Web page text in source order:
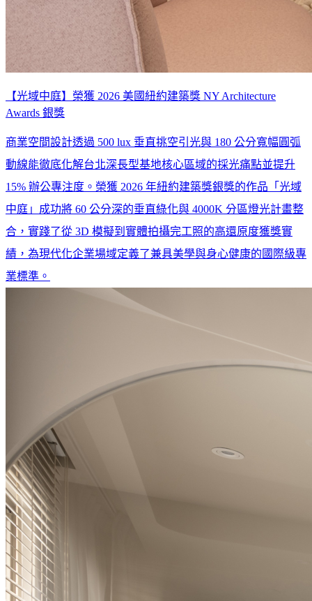
【光域中庭】榮獲 2026 美國紐約建築獎 NY Architecture
Awards 銀獎
商業空間設計透過 500 lux 垂直挑空引光與 180 公分寬幅圓弧
動線能徹底化解台北深長型基地核心區域的採光痛點並提升
15% 辦公專注度。榮獲 2026 年紐約建築獎銀獎的作品「光域
中庭」成功將 60 公分深的垂直綠化與 4000K 分區燈光計畫整
合，實踐了從 3D 模擬到實體拍攝完工照的高還原度獲獎實
績，為現代化企業場域定義了兼具美學與身心健康的國際級專
業標準。